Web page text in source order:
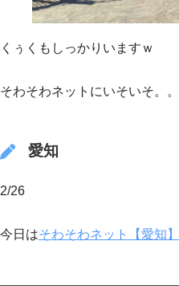
くぅくもしっかりいますｗ
そわそわネットにいそいそ。。
愛知
2/26
今日はそわそわネット【愛知】